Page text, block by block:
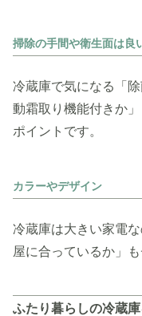
掃除の手間や衛生面は良
冷蔵庫で気になる「
動霜取り機能付きか
ポイントです。
カラーやデザイン
冷蔵庫は大きい家電
屋に合っているか」
ふたり暮らしの冷蔵